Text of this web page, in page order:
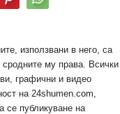
използвани в него, са
сродните му права. Всички
графични и видео
на 24shumen.com,
се публикуване на